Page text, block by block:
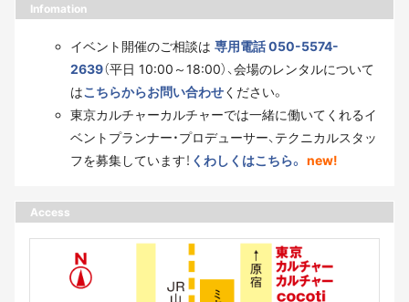
Infomation
イベント開催のご相談は 専用電話 050-5574-
2639（平日 10:00～18:00）、会場のレンタルについて
はこちらからお問い合わせください。
東京カルチャーカルチャーでは一緒に働いてくれるイ
ベントプランナー・プロデューサー、テクニカルスタッ
フを募集しています！ くわしくはこちら。 new!
Access